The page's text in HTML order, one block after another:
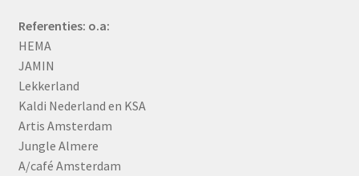
Referenties: o.a:
HEMA
JAMIN
Lekkerland
Kaldi Nederland en KSA
Artis Amsterdam
Jungle Almere
A/café Amsterdam